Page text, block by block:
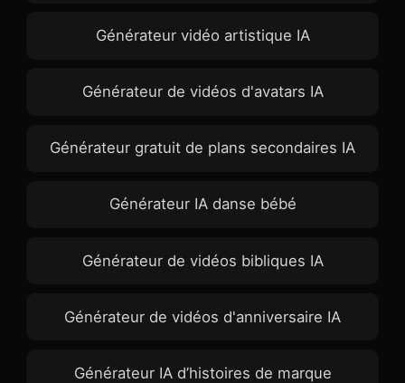
Générateur vidéo artistique IA
Générateur de vidéos d'avatars IA
Générateur gratuit de plans secondaires IA
Générateur IA danse bébé
Générateur de vidéos bibliques IA
Générateur de vidéos d'anniversaire IA
Générateur IA d’histoires de marque